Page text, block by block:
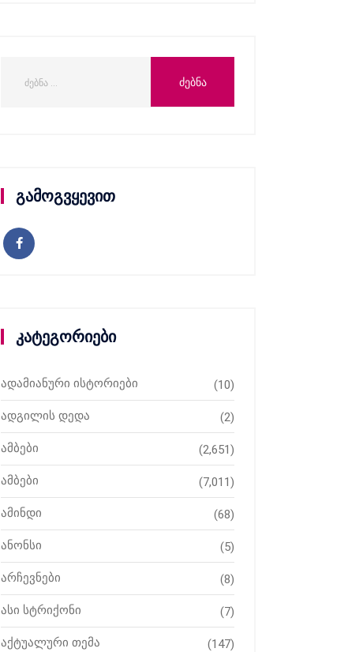
გამოგვყევით
კატეგორიები
ადამიანური ისტორიები (10)
ადგილის დედა (2)
ამბები (2,651)
ამბები (7,011)
ამინდი (68)
ანონსი (5)
არჩევნები (8)
ასი სტრიქონი (7)
აქტუალური თემა (147)